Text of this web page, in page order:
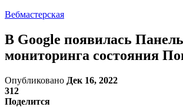
Вебмастерская
В Google появилась Панель
мониторинга состояния
Опубликовано Дек 16, 2022
312
Поделится